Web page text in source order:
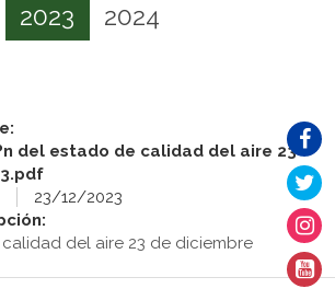
2023 2024
del estado de calidad del aire 23-
23/12/2023
del aire 23 de diciembre